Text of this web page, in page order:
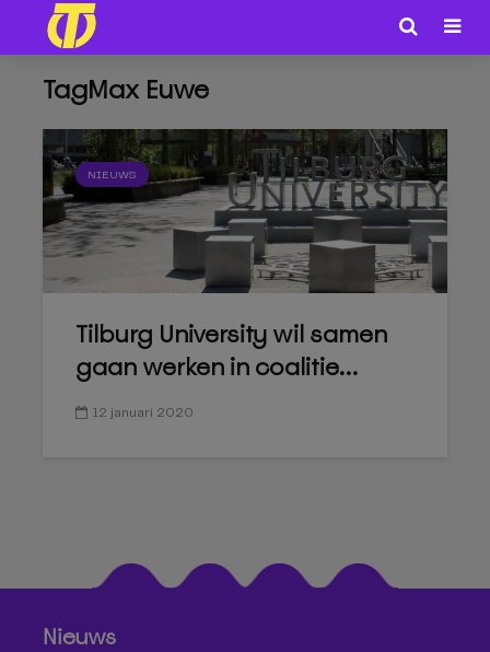
TagMax Euwe
NIEUWS
Tilburg University wil samen
gaan werken in coalitie...
12 januari 2020
Nieuws